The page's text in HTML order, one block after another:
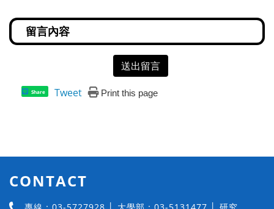
送出留言
Share Tweet Print this page
CONTACT